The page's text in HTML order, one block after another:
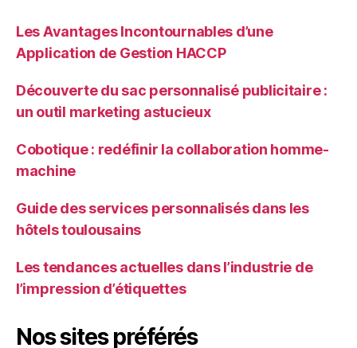
Les Avantages Incontournables d’une
Application de Gestion HACCP
Découverte du sac personnalisé publicitaire :
un outil marketing astucieux
Cobotique : redéfinir la collaboration homme-
machine
Guide des services personnalisés dans les
hôtels toulousains
Les tendances actuelles dans l’industrie de
l’impression d’étiquettes
Nos sites préférés